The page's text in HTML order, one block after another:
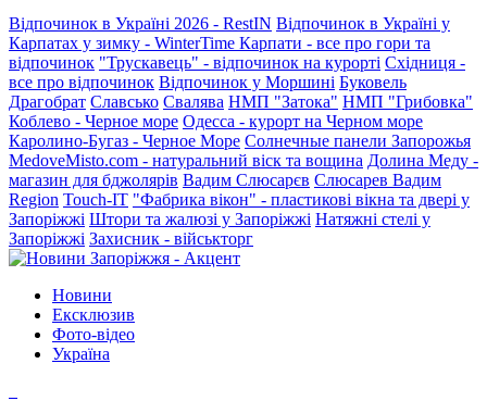
Відпочинок в Україні 2026 - RestIN Відпочинок в Україні у
Карпатах у зимку - WinterTime Карпати - все про гори та
відпочинок "Трускавець" - відпочинок на курорті Східниця -
все про відпочинок Відпочинок у Моршині Буковель
Драгобрат Славсько Свалява НМП "Затока" НМП "Грибовка"
Коблево - Черное море Одесса - курорт на Черном море
Каролино-Бугаз - Черное Море Солнечные панели Запорожья
MedoveMisto.com - натуральний віск та вощина Долина Меду -
магазин для бджолярів Вадим Слюсарєв Слюсарев Вадим
Region Touch-IT "Фабрика вікон" - пластикові вікна та двері у
Запоріжжі Штори та жалюзі у Запоріжжі Натяжні стелі у
Запоріжжі Захисник - військторг
Новини
Ексклюзив
Фото-відео
Україна